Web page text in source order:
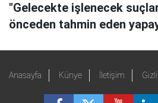
"Gelecekte işlenecek
önceden tahmin eden
Anasayfa Künye İletişim